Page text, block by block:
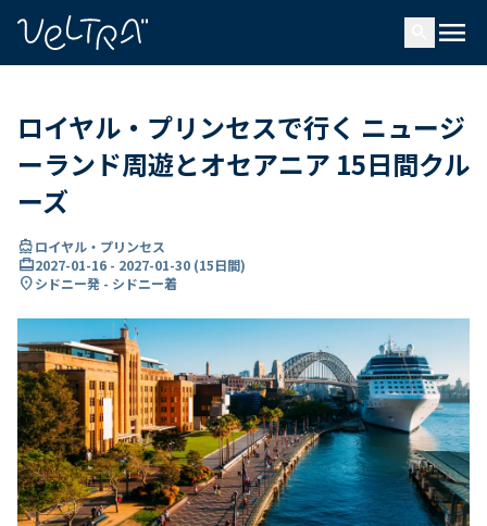
menu
ロイヤル・プリンセスで行く ニュージ
ーランド周遊とオセアニア 15日間クル
ーズ
directions_boatロイヤル・プリンセス
card_travel2027-01-16 - 2027-01-30 (15日間)
location_onシドニー発 - シドニー着